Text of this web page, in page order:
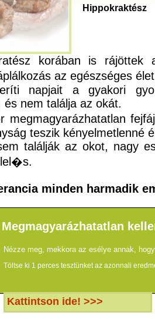
Hippokraktész
korában is
az egészséges
napjait a gyakori
és nem találja az okát.
megmagyarázhatatlan
teszik kényelmetlenné
találják az okot, nagy
minden harmadik
Megmagyarázhatatlan
Nézze meg, mekkora az esélye annak,
Töltse ki 1 perces tesztünket az azonnali
Kattintson ide! >>>